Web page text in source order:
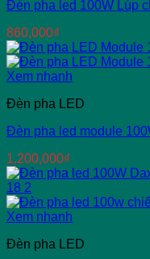
Đèn pha led 100W Lúp
860,000₫
Xem nhanh
Đèn pha LED
Đèn pha led module
1,200,000₫
Xem nhanh
Đèn pha LED